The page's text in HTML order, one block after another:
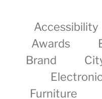
Accessibility
Awards
Brand
Furniture